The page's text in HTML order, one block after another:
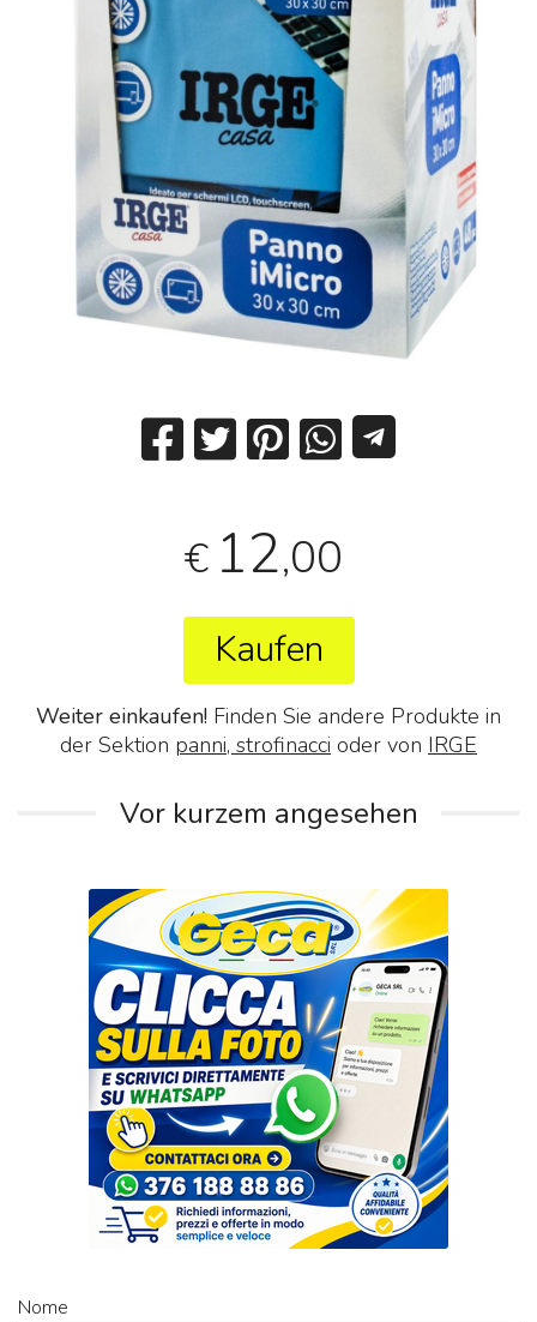
€ 12,00
Kaufen
Weiter einkaufen! Finden Sie andere Produkte in
der Sektion panni, strofinacci oder von IRGE
Vor kurzem angesehen
Nome